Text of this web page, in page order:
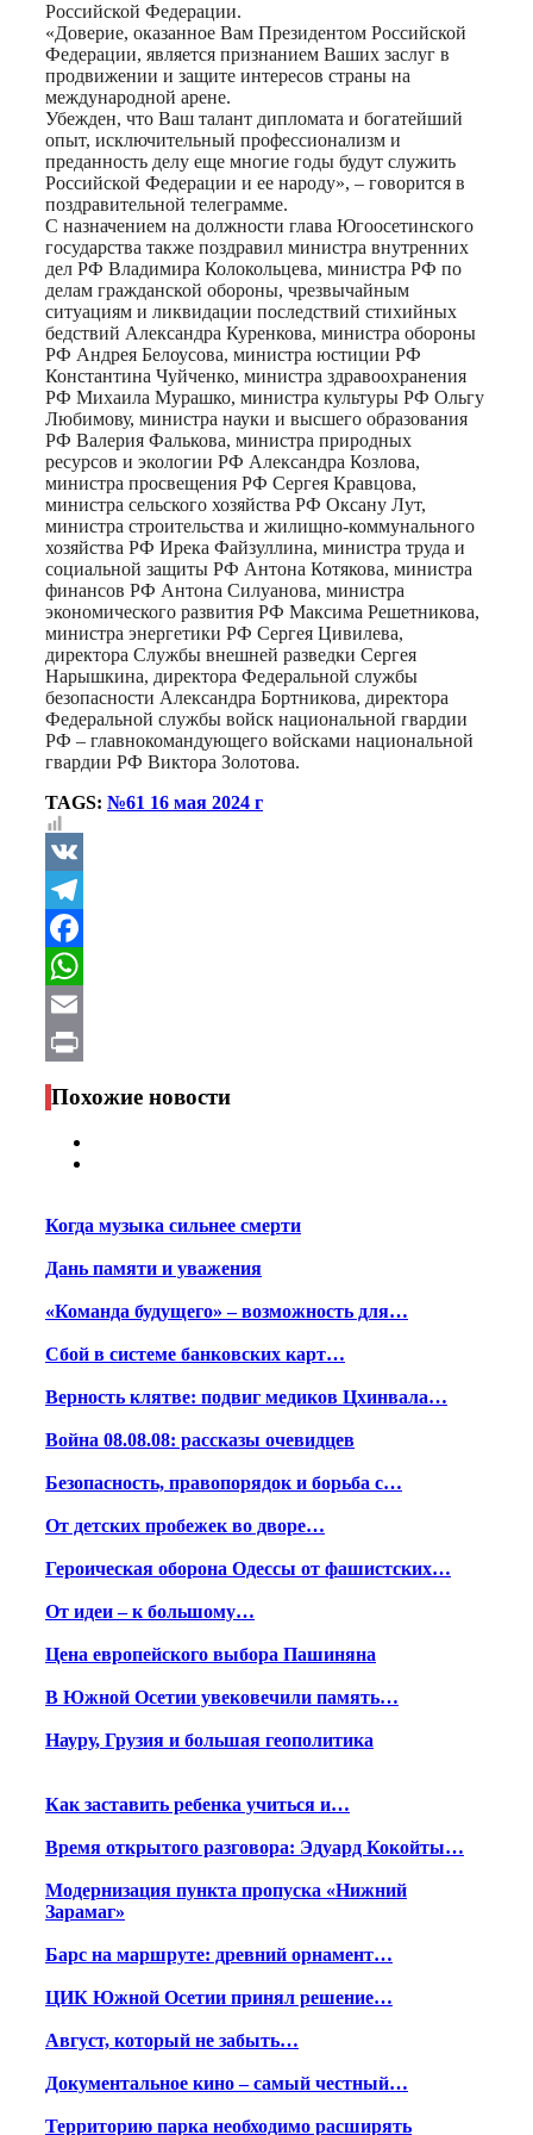
Российской Федерации.
«Доверие, оказанное Вам Президентом Российской
Федерации, является признанием Ваших заслуг в
продвижении и защите интересов страны на
международной арене.
Убежден, что Ваш талант дипломата и богатейший
опыт, исключительный профессионализм и
преданность делу еще многие годы будут служить
Российской Федерации и ее народу», – говорится в
поздравительной телеграмме.
С назначением на должности глава Югоосетинского
государства также поздравил министра внутренних
дел РФ Владимира Колокольцева, министра РФ по
делам гражданской обороны, чрезвычайным
ситуациям и ликвидации последствий стихийных
бедствий Александра Куренкова, министра обороны
РФ Андрея Белоусова, министра юстиции РФ
Константина Чуйченко, министра здравоохранения
РФ Михаила Мурашко, министра культуры РФ Ольгу
Любимову, министра науки и высшего образования
РФ Валерия Фалькова, министра природных
ресурсов и экологии РФ Александра Козлова,
министра просвещения РФ Сергея Кравцова,
министра сельского хозяйства РФ Оксану Лут,
министра строительства и жилищно-коммунального
хозяйства РФ Ирека Файзуллина, министра труда и
социальной защиты РФ Антона Котякова, министра
финансов РФ Антона Силуанова, министра
экономического развития РФ Максима Решетникова,
министра энергетики РФ Сергея Цивилева,
директора Службы внешней разведки Сергея
Нарышкина, директора Федеральной службы
безопасности Александра Бортникова, директора
Федеральной службы войск национальной гвардии
РФ – главнокомандующего войсками национальной
гвардии РФ Виктора Золотова.
TAGS: №61 16 мая 2024 г
VK
Telegram
Facebook
WhatsApp
Email
Print
Похожие новости
Когда музыка сильнее смерти
Дань памяти и уважения
«Команда будущего» – возможность для…
Сбой в системе банковских карт…
Верность клятве: подвиг медиков Цхинвала…
Война 08.08.08: рассказы очевидцев
Безопасность, правопорядок и борьба с…
От детских пробежек во дворе…
Героическая оборона Одессы от фашистских…
От идеи – к большому…
Цена европейского выбора Пашиняна
В Южной Осетии увековечили память…
Науру, Грузия и большая геополитика
Как заставить ребенка учиться и…
Время открытого разговора: Эдуард Кокойты…
Модернизация пункта пропуска «Нижний
Зарамаг»
Барс на маршруте: древний орнамент…
ЦИК Южной Осетии принял решение…
Август, который не забыть…
Документальное кино – самый честный…
Территорию парка необходимо расширять